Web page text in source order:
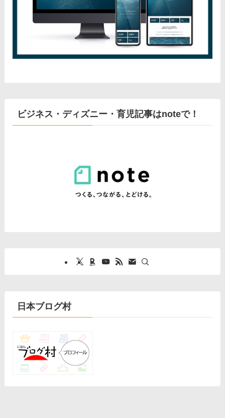
ビジネス・ディズニー・育児記事はnoteで！
日本ブログ村